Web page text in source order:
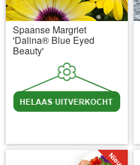
Spaanse Margriet
'Dalina® Blue Eyed
Beauty'